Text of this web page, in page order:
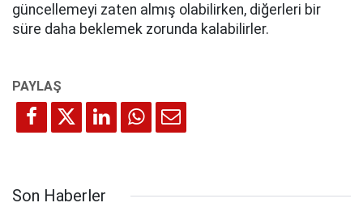
güncellemeyi zaten almış olabilirken, diğerleri bir
süre daha beklemek zorunda kalabilirler.
Son Haberler